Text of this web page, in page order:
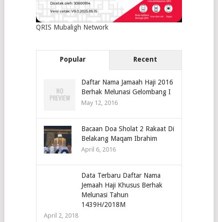
QRIS Mubaligh Network
Popular Recent
Daftar Nama Jamaah Haji 2016
Berhak Melunasi Gelombang I
May 12, 2016
Bacaan Doa Sholat 2 Rakaat Di
Belakang Maqam Ibrahim
April 6, 2016
Data Terbaru Daftar Nama
Jemaah Haji Khusus Berhak
Melunasi Tahun
1439H/2018M
April 2, 2018